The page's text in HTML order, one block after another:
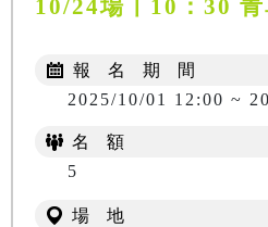
10/24場〡10：30 青
報 名 期 間
2025/10/01 12:00 ~
名 額
5
場 地